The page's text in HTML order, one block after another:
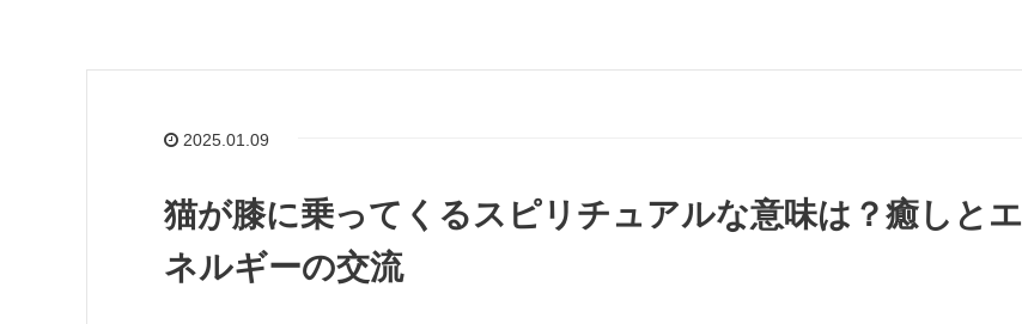
2025.01.09
猫が膝に乗ってくるスピリチュアルな意味は？癒しとエ
ネルギーの交流